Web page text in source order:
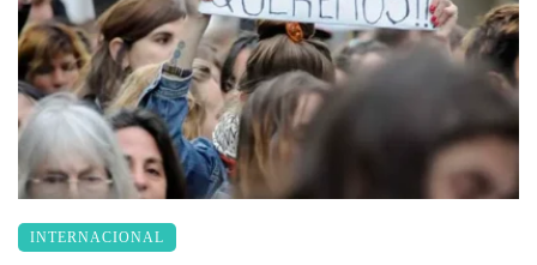
INTERNACIONAL